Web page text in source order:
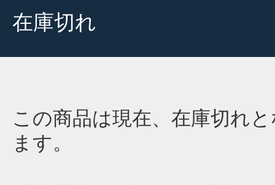
在庫切れ
この商品は現在、在庫切れ
ます。